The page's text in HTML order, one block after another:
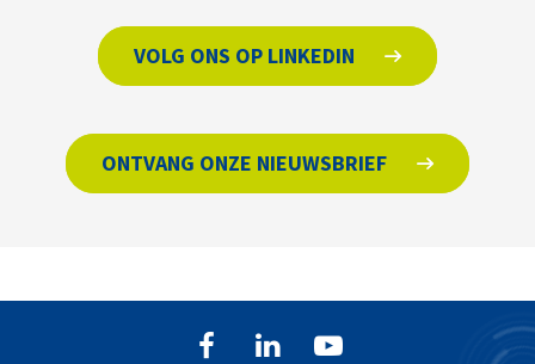
VOLG ONS OP LINKEDIN
ONTVANG ONZE NIEUWSBRIEF